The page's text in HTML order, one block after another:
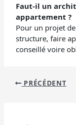
Faut-il un
appartement ?
Pour un projet
structure, faire
conseillé voire
PRÉCÉDENT